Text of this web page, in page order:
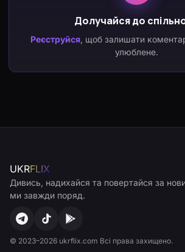
Долучайся до
Реєструйся, щоб залишати
улюблене.
UKRFLIX
Дивись, надихайся та повертайся за
ми завжди поряд.
© 2023–2026 ukrflix.com Всі права захищено.